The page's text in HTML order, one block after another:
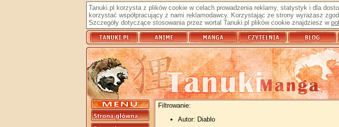
Tanuki.pl korzysta z plików cookie w celach prowadzenia reklamy, statystyk i dla
korzystać współpracujący z nami reklamodawcy. Korzystając ze strony wyrażasz
Szczegóły dotyczące stosowania przez wortal Tanuki.pl plików cookie znajdziesz w
Filtrowanie:
Autor: Diablo